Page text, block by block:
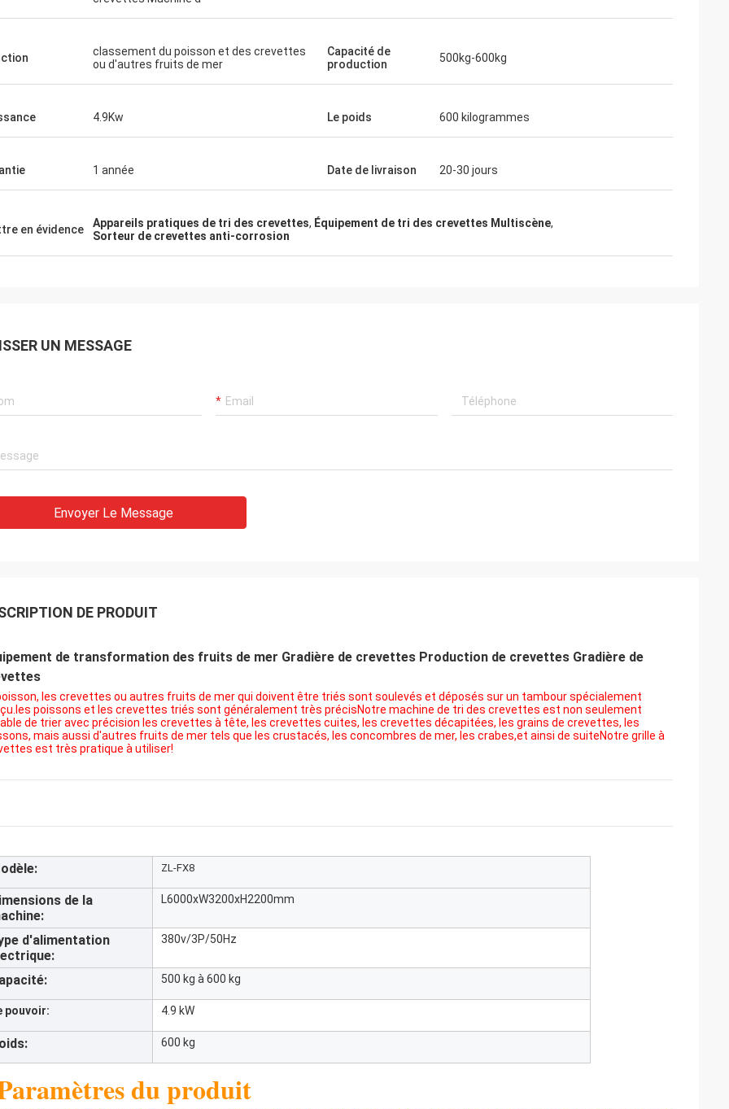
classement du poisson et des crevettes
ou d'autres fruits de mer
Capacité de
production
500kg-600kg
4.9Kw Le poids 600 kilogrammes
1 année Date de livraison 20-30 jours
en évidence Appareils pratiques de tri des crevettes, Équipement de tri des crevettes Multiscène,
Sorteur de crevettes anti-corrosion
UN MESSAGE
Envoyer Le Message
DE PRODUIT
de transformation des fruits de mer Gradière de crevettes Production de crevettes Gradière de
les crevettes ou autres fruits de mer qui doivent être triés sont soulevés et déposés sur un tambour spécialement
poissons et les crevettes triés sont généralement très précisNotre machine de tri des crevettes est non seulement
de trier avec précision les crevettes à tête, les crevettes cuites, les crevettes décapitées, les grains de crevettes, les
mais aussi d'autres fruits de mer tels que les crustacés, les concombres de mer, les crabes,et ainsi de suiteNotre grille à
est très pratique à utiliser!
ZL-FX8
de la
L6000xW3200xH2200mm
d'alimentation
380v/3P/50Hz
500 kg à 600 kg
pouvoir: 4.9 kW
600 kg
du produit